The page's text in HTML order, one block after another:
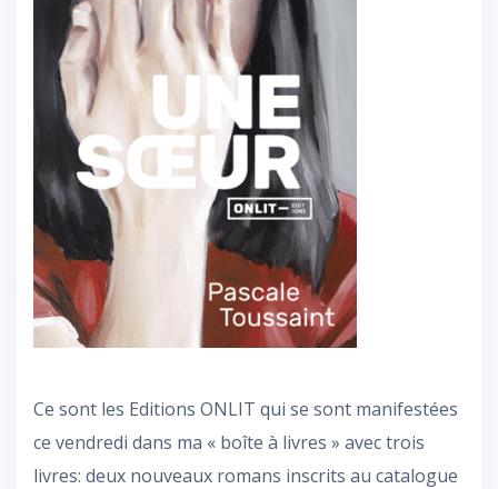
Ce sont les Editions ONLIT qui se sont manifestées
ce vendredi dans ma « boîte à livres » avec trois
livres: deux nouveaux romans inscrits au catalogue